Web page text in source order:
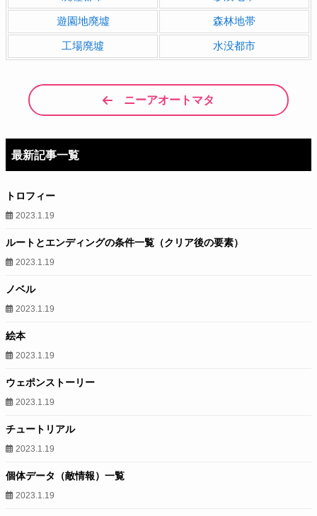
遊園地廃墟 森林地帯
工場廃墟 水没都市
ニーアオートマタ
最新記事一覧
トロフィー
2023.1.19
ルートとエンディングの条件一覧（クリア後の要素）
2023.1.19
ノベル
2023.1.19
絵本
2023.1.19
ウェポンストーリー
2023.1.19
チュートリアル
2023.1.19
個体データ（敵情報）一覧
2023.1.19